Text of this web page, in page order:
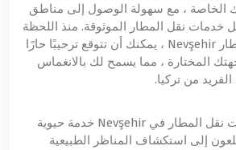
الخاصة ، مع سهولة الوصول إلى مناطق
خدمات نقل المطار الموثوقة. منذ اللحظة
التي تصل فيها إلى مطار Nevşehir ، يمكنك أن تتوقع ترحيبًا حارًا
المختارة ، مما يسمح لك بالانغماس
من تركيا.
باختصار ، توفر عمليات نقل المطار في Nevşehir خدمة حيوية
إلى استكشاف المناظر الطبيعية